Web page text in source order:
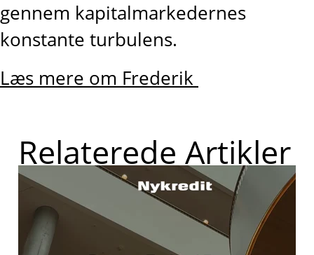
gennem kapitalmarkedernes
konstante turbulens.
Læs mere om Frederik
Relaterede Artikler